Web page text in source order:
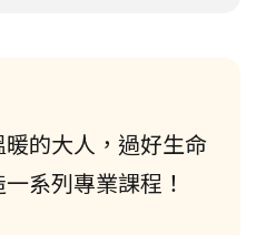
的大人，過好生命
系列專業課程！